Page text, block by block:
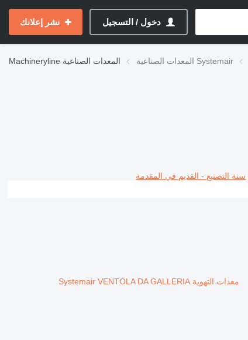
دخول / التسجيل نشر إعلانك
Machineryline المعدات الصناعية المعدات الصناعية Systemair
سنة التصنيع - القديم في المقدمة
معدات التهوية Systemair VENTOLA DA GALLERIA